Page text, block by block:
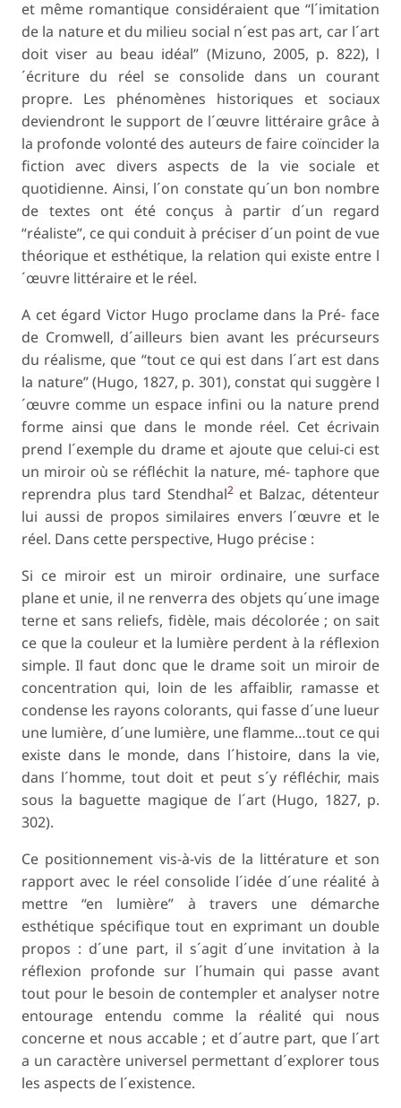
et même romantique considéraient que “l´imitation
de la nature et du milieu social n´est pas art, car l´art
doit viser au beau idéal” (Mizuno, 2005, p. 822), l
´écriture du réel se consolide dans un courant
propre. Les phénomènes historiques et sociaux
deviendront le support de l´œuvre littéraire grâce à
la profonde volonté des auteurs de faire coïncider la
fiction avec divers aspects de la vie sociale et
quotidienne. Ainsi, l´on constate qu´un bon nombre
de textes ont été conçus à partir d´un regard
“réaliste”, ce qui conduit à préciser d´un point de vue
théorique et esthétique, la relation qui existe entre l
´œuvre littéraire et le réel.
A cet égard Victor Hugo proclame dans la Pré- face
de Cromwell, d´ailleurs bien avant les précurseurs
du réalisme, que “tout ce qui est dans l´art est dans
la nature” (Hugo, 1827, p. 301), constat qui suggère l
´œuvre comme un espace infini ou la nature prend
forme ainsi que dans le monde réel. Cet écrivain
prend l´exemple du drame et ajoute que celui-ci est
un miroir où se réfléchit la nature, mé- taphore que
reprendra plus tard Stendhal2et Balzac, détenteur
lui aussi de propos similaires envers l´œuvre et le
réel. Dans cette perspective, Hugo précise :
Si ce miroir est un miroir ordinaire, une surface
plane et unie, il ne renverra des objets qu´une image
terne et sans reliefs, fidèle, mais décolorée ; on sait
ce que la couleur et la lumière perdent à la réflexion
simple. Il faut donc que le drame soit un miroir de
concentration qui, loin de les affaiblir, ramasse et
condense les rayons colorants, qui fasse d´une lueur
une lumière, d´une lumière, une flamme…tout ce qui
existe dans le monde, dans l´histoire, dans la vie,
dans l´homme, tout doit et peut s´y réfléchir, mais
sous la baguette magique de l´art (Hugo, 1827, p.
302).
Ce positionnement vis-à-vis de la littérature et son
rapport avec le réel consolide l´idée d´une réalité à
mettre “en lumière” à travers une démarche
esthétique spécifique tout en exprimant un double
propos : d´une part, il s´agit d´une invitation à la
réflexion profonde sur l´humain qui passe avant
tout pour le besoin de contempler et analyser notre
entourage entendu comme la réalité qui nous
concerne et nous accable ; et d´autre part, que l´art
a un caractère universel permettant d´explorer tous
les aspects de l´existence.